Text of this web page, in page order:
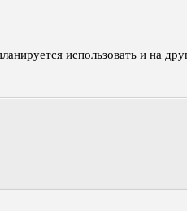
использовать и на